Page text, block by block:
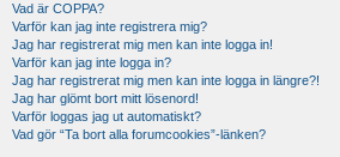
Vad är COPPA?
Varför kan jag inte registrera mig?
Jag har registrerat mig men kan inte logga in!
Varför kan jag inte logga in?
Jag har registrerat mig men kan inte logga in längre?!
Jag har glömt bort mitt lösenord!
Varför loggas jag ut automatiskt?
Vad gör “Ta bort alla forumcookies”-länken?